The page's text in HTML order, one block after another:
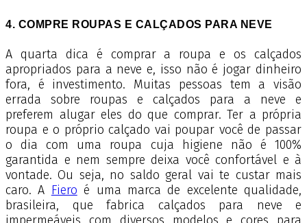
4. COMPRE ROUPAS E CALÇADOS PARA NEVE
A quarta dica é comprar a roupa e os calçados
apropriados para a neve e, isso não é jogar dinheiro
fora, é investimento. Muitas pessoas tem a visão
errada sobre roupas e calçados para a neve e
preferem alugar eles do que comprar. Ter a própria
roupa e o próprio calçado vai poupar você de passar
o dia com uma roupa cuja higiene não é 100%
garantida e nem sempre deixa você confortável e à
vontade. Ou seja, no saldo geral vai te custar mais
caro. A Fiero é uma marca de excelente qualidade,
brasileira, que fabrica calçados para neve e